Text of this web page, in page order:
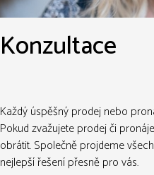
Konzultace
Každý úspěšný prodej nebo
Pokud zvažujete prodej či
obrátit. Společně projdeme
nejlepší řešení přesně pro vás.